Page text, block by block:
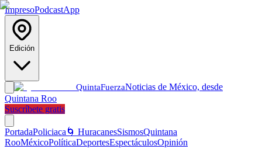
ImpresoPodcastApp
Edición
QuintaFuerzaNoticias de México, desde
Quintana Roo
Suscríbete gratis
PortadaPoliciaca 🌀 HuracanesSismosQuintana
RooMéxicoPolíticaDeportesEspectáculosOpinión